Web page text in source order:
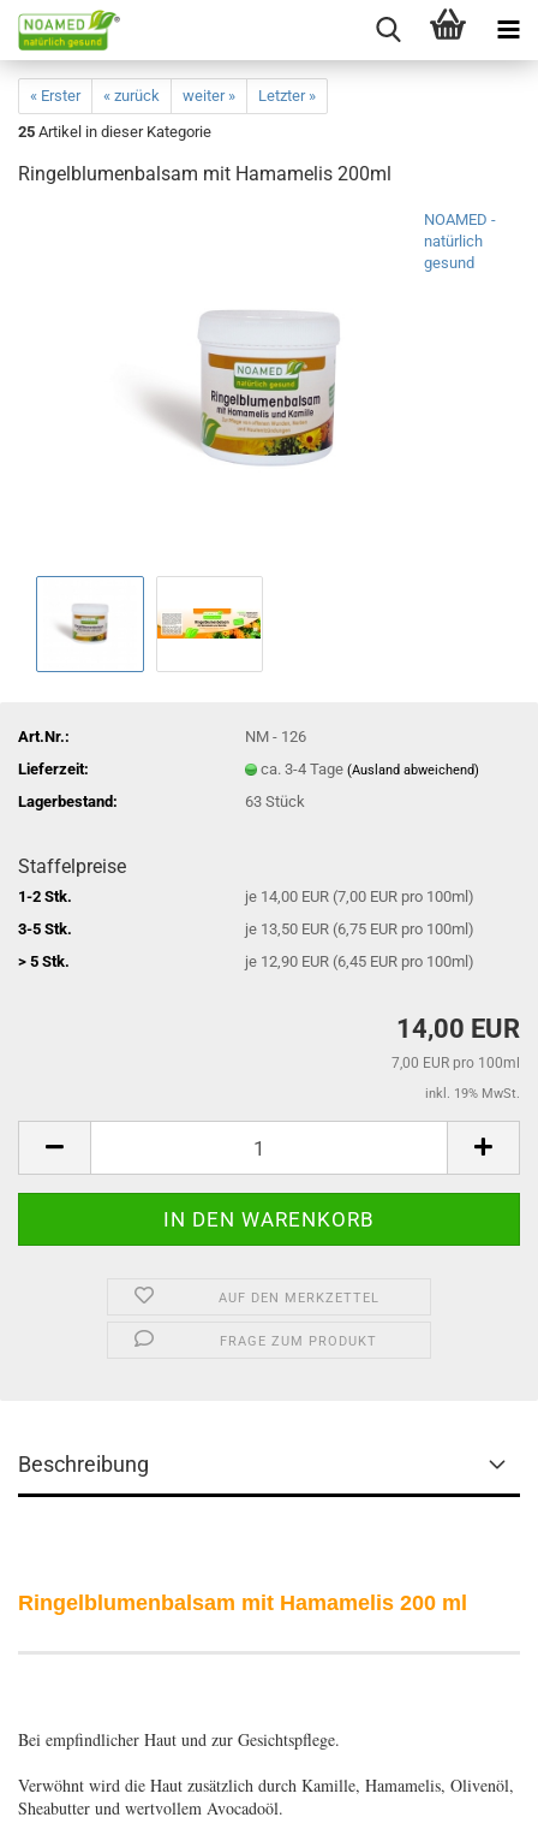
« Erster « zurück weiter »
Letzter »
25 Artikel in dieser Kategorie
Ringelblumenbalsam mit Hamamelis 200ml
NOAMED -
natürlich
gesund
Art.Nr.:
NM - 126
Lieferzeit:
ca. 3-4 Tage(Ausland abweichend)
Lagerbestand: 63Stück
Staffelpreise
1-2 Stk.
je 14,00 EUR (7,00 EUR pro 100ml)
3-5 Stk.
je 13,50 EUR (6,75 EUR pro 100ml)
> 5 Stk.
je 12,90 EUR (6,45 EUR pro 100ml)
14,00 EUR
7,00 EUR pro 100ml
inkl. 19% MwSt.
AUF DEN MERKZETTEL
FRAGE ZUM PRODUKT
Beschreibung
Ringelblumenbalsam mit Hamamelis 200 ml
Bei empfindlicher Haut und zur Gesichtspflege.
Verwöhnt wird die Haut zusätzlich durch Kamille, Hamamelis, Olivenöl,
Sheabutter und wertvollem Avocadoöl.